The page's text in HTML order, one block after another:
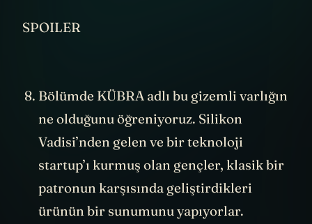
Bölümde KÜBRA adlı bu gizemli varlığın
ne olduğunu öğreniyoruz. Silikon
Vadisi’nden gelen ve bir teknoloji
startup’ı kurmuş olan gençler, klasik bir
patronun karşısında geliştirdikleri